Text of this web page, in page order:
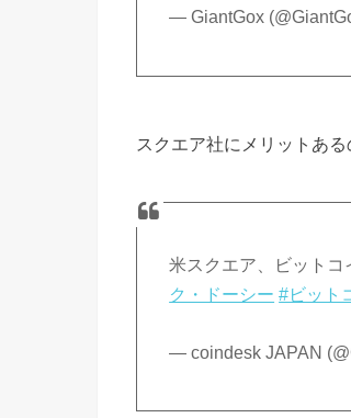
— GiantGox
スクエア社にメリットある
米スクエア、ビット
ク・ドーシー #ビット
— coindesk JAPAN